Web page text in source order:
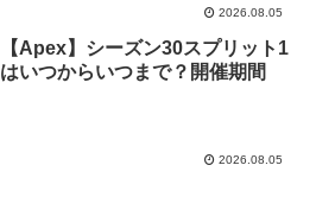
2026.08.05
【Apex】シーズン30スプリット1
はいつからいつまで？開催期間
2026.08.05